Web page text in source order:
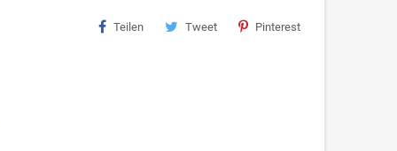
Teilen Tweet Pinterest